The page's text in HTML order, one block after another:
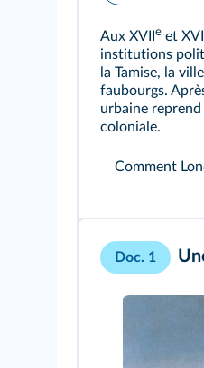
Aux XVII e et XVIII
institutions
la Tamise, la
faubourgs.
urbaine
coloniale.
Comment
Doc. 1